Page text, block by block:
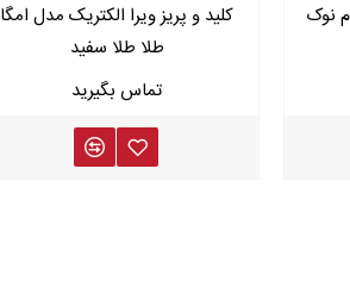
نوک
کلید و پریز ویرا الکتریک مدل امگا
طلا طلا سفید